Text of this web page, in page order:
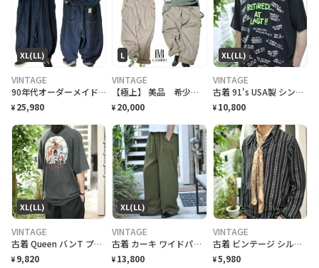
XL(LL)
VINTAGE
90年代オーダーメイドOEMビックサイズコクーンバレルボトム限定品
¥ 25,980
L
VINTAGE
【極上】 美品 希少 CAMBIO カンビオRAラインクロスバックオーバーオールL
¥ 20,000
XL(LL)
VINTAGE
古着 91's USA製 シングルステッチ 退職記念 Tシャツ プリントTシャツ
¥ 10,800
XL(LL)
VINTAGE
古着 Queen バンT プリントTシャツ Tシャツ 半袖Tシャフェード
¥ 9,820
XL(LL)
VINTAGE
古着 カーキ ワイドパンツ スラックス タックパンツ 緑 グリーン
¥ 13,800
VINTAGE
古着 ビンテージ シルク スカーフ バンダナ ペイズリー柄 ベージュ
¥5,980